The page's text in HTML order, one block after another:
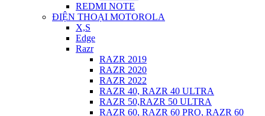
REDMI NOTE
ĐIỆN THOẠI MOTOROLA
X,S
Edge
Razr
RAZR 2019
RAZR 2020
RAZR 2022
RAZR 40, RAZR 40 ULTRA
RAZR 50,RAZR 50 ULTRA
RAZR 60, RAZR 60 PRO, RAZR 60